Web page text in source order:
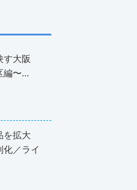
す大阪
〜...
を拡大
化／ライ